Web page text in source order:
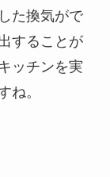
た換気がで
することが
ッチンを実
ね。